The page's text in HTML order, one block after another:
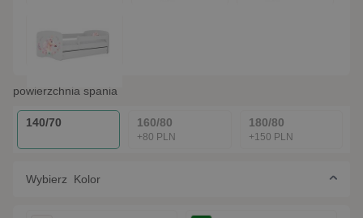
Wybierz Kolor
powierzchnia spania
140/70 160/80
+80 PLN
180/80
+150 PLN